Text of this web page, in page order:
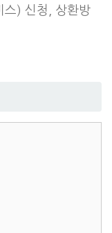
스) 신청, 상환방